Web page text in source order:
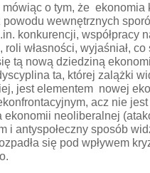
mówiąc o tym, że ekonomia
powodu wewnętrznych
konkurencji, współpracy
roli własności, wyjaśniał, co
tą nową dziedziną
ta, której zalążki
jest elementem nowej
acz nie jest
ekonomii neoliberalnej
i antyspołeczny sposób
się pod wpływem